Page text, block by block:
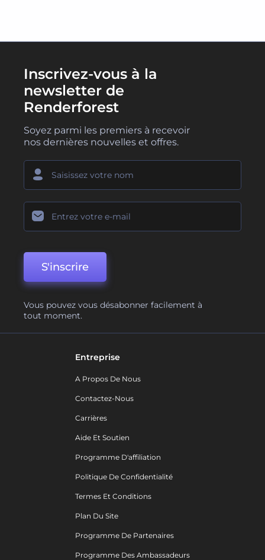
Inscrivez-vous à la
newsletter de
Renderforest
Soyez parmi les premiers à recevoir
nos dernières nouvelles et offres.
S'inscrire
Vous pouvez vous désabonner facilement à
tout moment.
Entreprise
A Propos De Nous
Contactez-Nous
Carrières
Aide Et Soutien
Programme D'affiliation
Politique De Confidentialité
Termes Et Conditions
Plan Du Site
Programme De Partenaires
Programme Des Ambassadeurs